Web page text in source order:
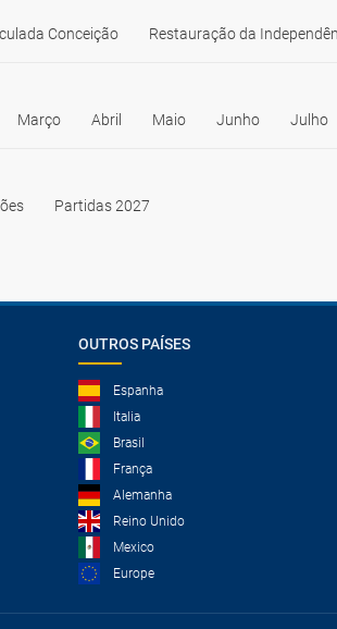
Conceição Restauração da
Março Abril Maio Junho Julho
Partidas 2027
OUTROS PAÍSES
Espanha
Italia
Brasil
França
Alemanha
Reino Unido
Mexico
Europe